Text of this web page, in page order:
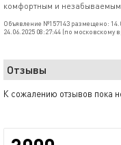
комфортным и
Объявление №157143 размещено:
24.06.2025 08:27:44 (по московскому
Отзывы
К сожалению отзывов пока